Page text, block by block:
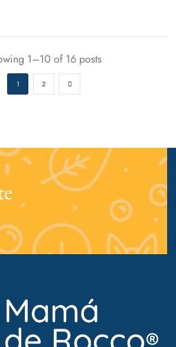
1–10 of 16 posts
1 2